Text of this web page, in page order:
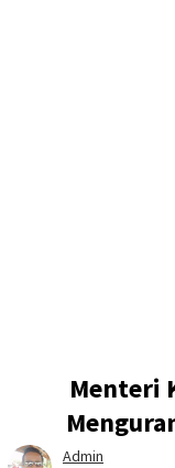
Menteri
Admin